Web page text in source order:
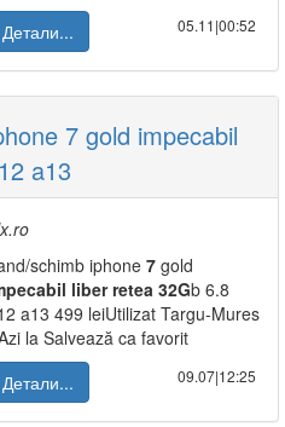
Детали...
05.11|00:52
7 gold impecabil
a13
schimb iphone 7 gold
liber retea 32Gb 6.8
a13 499 leiUtilizat Targu-Mures
la Salvează ca favorit
Детали...
09.07|12:25